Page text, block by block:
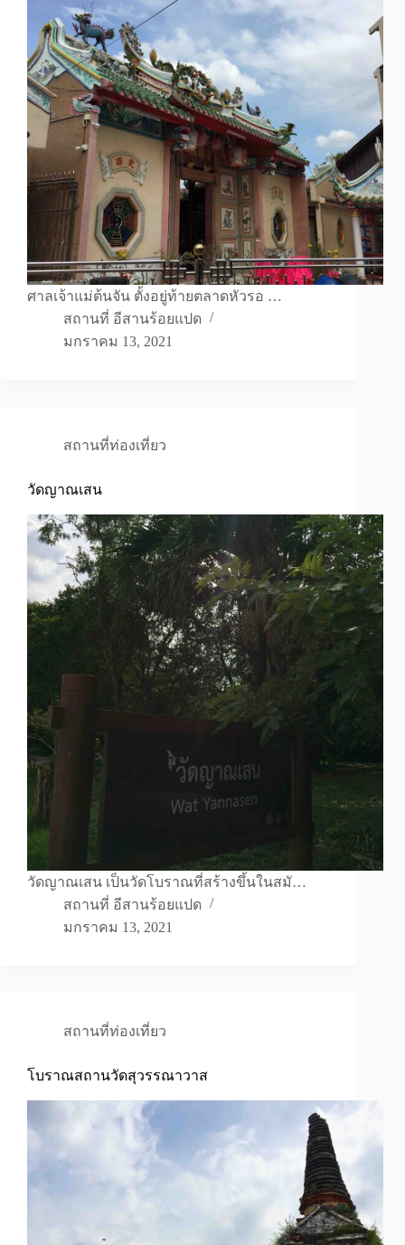
ศาลเจ้าแม่ต้นจัน ตั้งอยู่ท้ายตลาดหัวรอ …
สถานที่ อีสานร้อยแปด
มกราคม 13, 2021
สถานที่ท่องเที่ยว
วัดญาณเสน
วัดญาณเสน เป็นวัดโบราณที่สร้างขึ้นในสมั…
สถานที่ อีสานร้อยแปด
มกราคม 13, 2021
สถานที่ท่องเที่ยว
โบราณสถานวัดสุวรรณาวาส